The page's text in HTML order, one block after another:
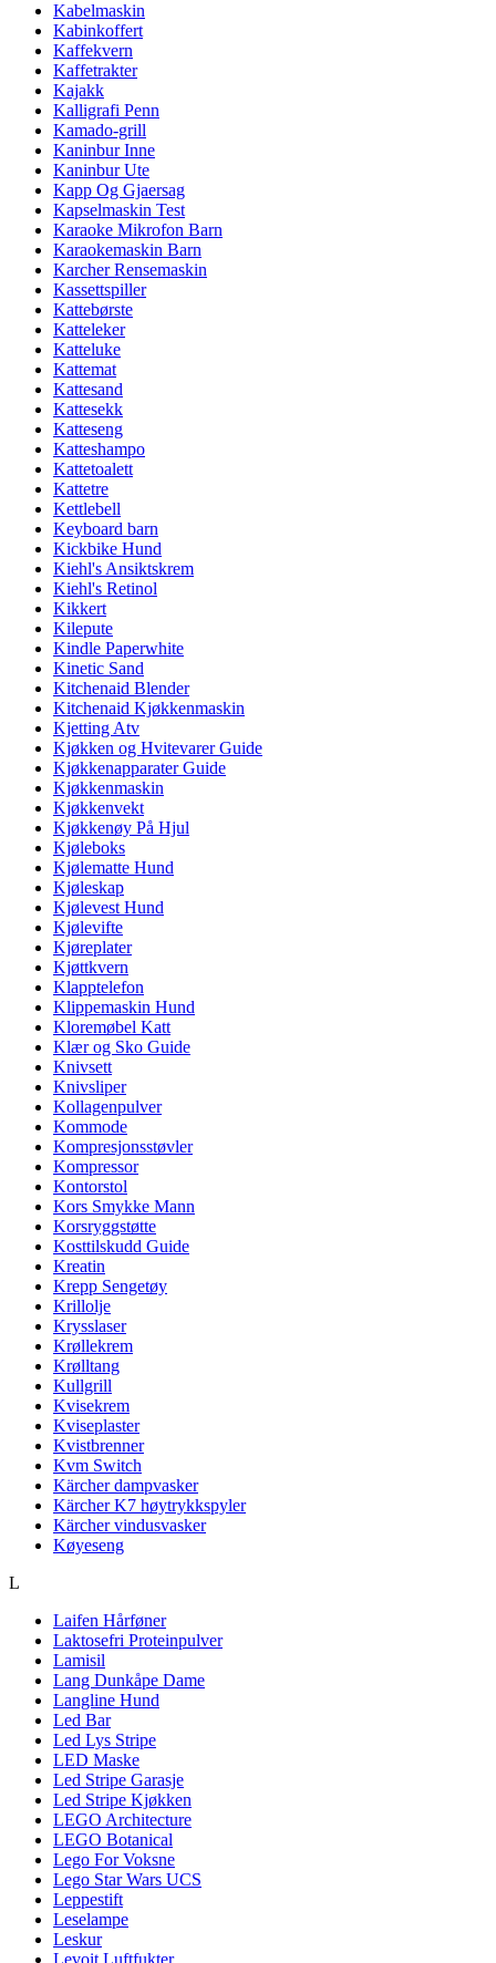
Kabelmaskin
Kabinkoffert
Kaffekvern
Kaffetrakter
Kajakk
Kalligrafi Penn
Kamado-grill
Kaninbur Inne
Kaninbur Ute
Kapp Og Gjaersag
Kapselmaskin Test
Karaoke Mikrofon Barn
Karaokemaskin Barn
Karcher Rensemaskin
Kassettspiller
Kattebørste
Katteleker
Katteluke
Kattemat
Kattesand
Kattesekk
Katteseng
Katteshampo
Kattetoalett
Kattetre
Kettlebell
Keyboard barn
Kickbike Hund
Kiehl's Ansiktskrem
Kiehl's Retinol
Kikkert
Kilepute
Kindle Paperwhite
Kinetic Sand
Kitchenaid Blender
Kitchenaid Kjøkkenmaskin
Kjetting Atv
Kjøkken og Hvitevarer Guide
Kjøkkenapparater Guide
Kjøkkenmaskin
Kjøkkenvekt
Kjøkkenøy På Hjul
Kjøleboks
Kjølematte Hund
Kjøleskap
Kjølevest Hund
Kjølevifte
Kjøreplater
Kjøttkvern
Klapptelefon
Klippemaskin Hund
Kloremøbel Katt
Klær og Sko Guide
Knivsett
Knivsliper
Kollagenpulver
Kommode
Kompresjonsstøvler
Kompressor
Kontorstol
Kors Smykke Mann
Korsryggstøtte
Kosttilskudd Guide
Kreatin
Krepp Sengetøy
Krillolje
Krysslaser
Krøllekrem
Krølltang
Kullgrill
Kvisekrem
Kviseplaster
Kvistbrenner
Kvm Switch
Kärcher dampvasker
Kärcher K7 høytrykkspyler
Kärcher vindusvasker
Køyeseng
L
Laifen Hårføner
Laktosefri Proteinpulver
Lamisil
Lang Dunkåpe Dame
Langline Hund
Led Bar
Led Lys Stripe
LED Maske
Led Stripe Garasje
Led Stripe Kjøkken
LEGO Architecture
LEGO Botanical
Lego For Voksne
Lego Star Wars UCS
Leppestift
Leselampe
Leskur
Levoit Luftfukter